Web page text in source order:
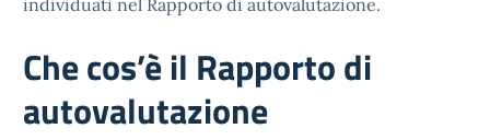
individuati nel Rapporto di autovalutazione.
Che cos’è il Rapporto di
autovalutazione